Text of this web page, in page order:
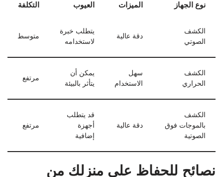
نوع الجهاز الميزات العيوب التكلفة
الكشف
الصوتي
دقة عالية
يتطلب خبرة
لاستخدامه
متوسط
الكشف
الحراري
سهل
الاستخدام
يمكن أن
يتأثر بالبيئة
مرتفع
الكشف
بالموجات فوق
الصوتية
دقة عالية
قد يتطلب
أجهزة
إضافية
مرتفع
نصائح للحفاظ على منزلك من